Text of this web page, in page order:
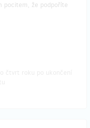
pocitem, že podpoříte